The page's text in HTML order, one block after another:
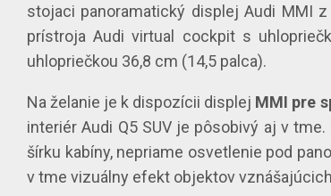
stojaci panoramatický displej Audi MMI
prístroja Audi virtual cockpit s
uhlopriečkou 36,8 cm (14,5 palca).
Na želanie je k dispozícii displej MMI pre
interiér Audi Q5 SUV je pôsobivý aj v tme.
šírku kabíny, nepriame osvetlenie pod
v tme vizuálny efekt objektov